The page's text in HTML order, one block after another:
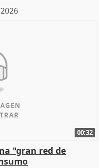
00:32
"gran red de